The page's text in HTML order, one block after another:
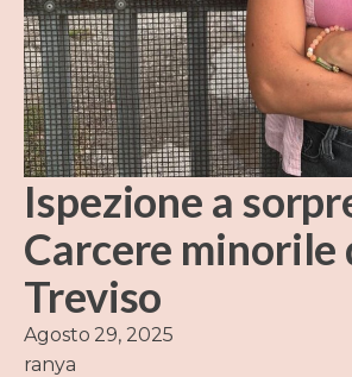
Ispezione a
Carcere minorile
Treviso
Agosto 29, 2025
ranya